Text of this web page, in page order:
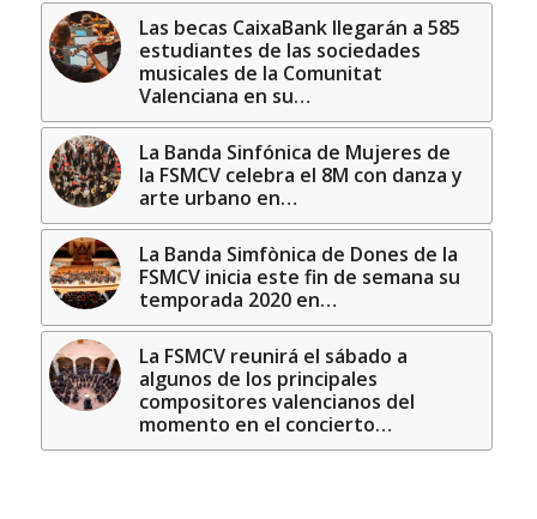
Las becas CaixaBank llegarán a 585
estudiantes de las sociedades
musicales de la Comunitat
Valenciana en su…
La Banda Sinfónica de Mujeres de
la FSMCV celebra el 8M con danza y
arte urbano en…
La Banda Simfònica de Dones de la
FSMCV inicia este fin de semana su
temporada 2020 en…
La FSMCV reunirá el sábado a
algunos de los principales
compositores valencianos del
momento en el concierto…